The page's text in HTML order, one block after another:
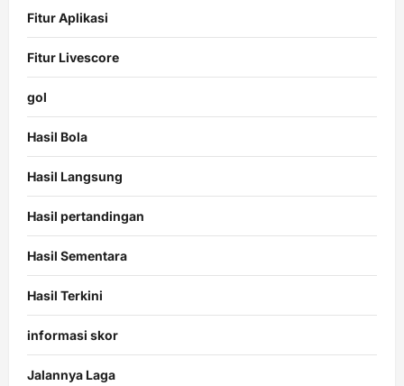
Fitur Aplikasi
Fitur Livescore
gol
Hasil Bola
Hasil Langsung
Hasil pertandingan
Hasil Sementara
Hasil Terkini
informasi skor
Jalannya Laga